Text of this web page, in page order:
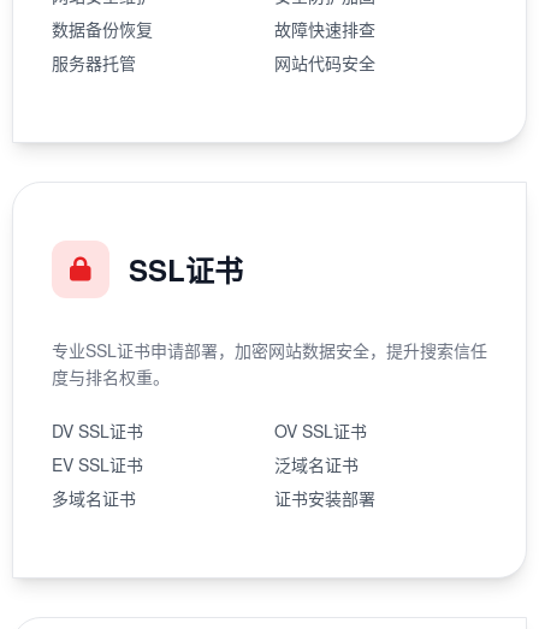
数据备份恢复
故障快速排查
服务器托管
网站代码安全
SSL证书
专业SSL证书申请部署，加密网站数据安全，提升搜索信任
度与排名权重。
DV SSL证书
OV SSL证书
EV SSL证书
泛域名证书
多域名证书
证书安装部署